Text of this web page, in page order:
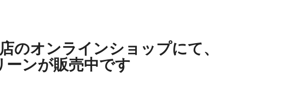
のオンラインショップにて、
ーンが販売中です